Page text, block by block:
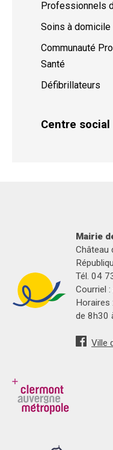
Professionnels
Soins à domicile
Communauté
Santé
Défibrillateurs
Centre social
Mairie
Château
Tél. 04
Courriel :
Horaires
de 8h30
Ville